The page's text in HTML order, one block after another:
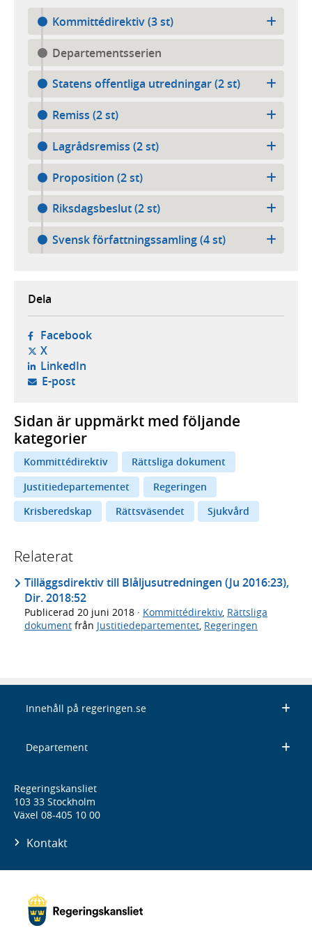
Kommittédirektiv (3 st)
Departementsserien
Statens offentliga utredningar (2 st)
Remiss (2 st)
Lagrådsremiss (2 st)
Proposition (2 st)
Riksdagsbeslut (2 st)
Svensk författningssamling (4 st)
Dela
Facebook- öppnas i ny flik, extern webbplats,
X- öppnas i ny flik, extern webbplats,
LinkedIn- öppnas i ny flik, extern webbplats,
E-post- öppnar din e-postklient,
Sidan är uppmärkt med följande
kategorier
Kommittédirektiv
Rättsliga dokument
Justitiedepartementet
Regeringen
Krisberedskap
Rättsväsendet Sjukvård
Relaterat
Tilläggsdirektiv till Blåljusutredningen (Ju 2016:23),
Dir. 2018:52
Publicerad 20 juni 2018 · Kommittédirektiv, Rättsliga
dokument från Justitiedepartementet, Regeringen
Innehåll på regeringen.se
Departement
Regeringskansliet
103 33 Stockholm
Växel 08-405 10 00
Kontakt